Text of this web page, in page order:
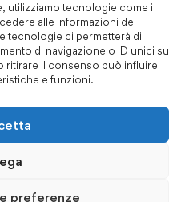
utilizziamo tecnologie come i
alle informazioni del
tecnologie ci permetterà di
di navigazione o ID unici su
ritirare il consenso può influire
e funzioni.
preferenze
–Codice Etico